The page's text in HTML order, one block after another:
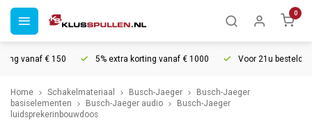
0
vanaf € 150 5% extra korting vanaf € 1000 Voor 21u besteld,
Home Schakelmateriaal Busch-Jaeger
Busch-Jaeger
basiselementen
Busch-Jaeger audio
Busch-Jaeger
luidsprekerinbouwdoos